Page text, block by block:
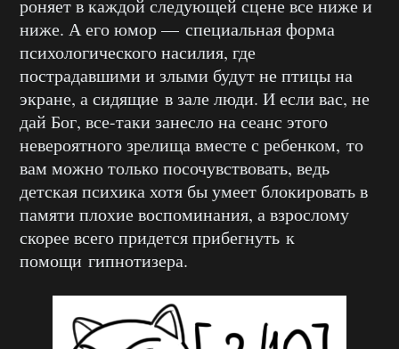
роняет в каждой следующей сцене все ниже и
ниже. А его юмор — специальная форма
психологического насилия, где
пострадавшими и злыми будут не птицы на
экране, а сидящие в зале люди. И если вас, не
дай Бог, все-таки занесло на сеанс этого
невероятного зрелища вместе с ребенком, то
вам можно только посочувствовать, ведь
детская психика хотя бы умеет блокировать в
памяти плохие воспоминания, а взрослому
скорее всего придется прибегнуть к
помощи гипнотизера.